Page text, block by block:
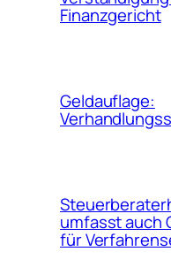
Finanzgericht
Geldauflage:
umfasst auch
für